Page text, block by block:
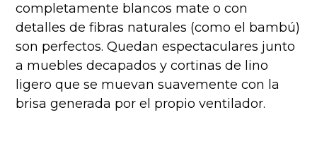
completamente blancos mate o con
detalles de fibras naturales (como el bambú)
son perfectos. Quedan espectaculares junto
a muebles decapados y cortinas de lino
ligero que se muevan suavemente con la
brisa generada por el propio ventilador.